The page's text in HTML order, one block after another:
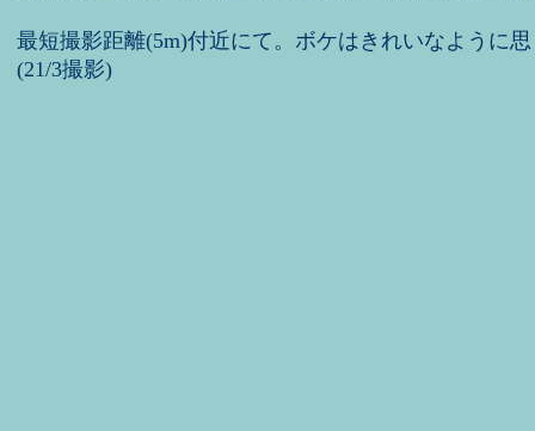
最短撮影距離(5m)付近にて。ボケはきれいなように
(21/3撮影)